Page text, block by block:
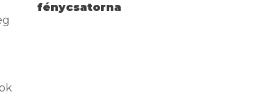
fénycsatorna